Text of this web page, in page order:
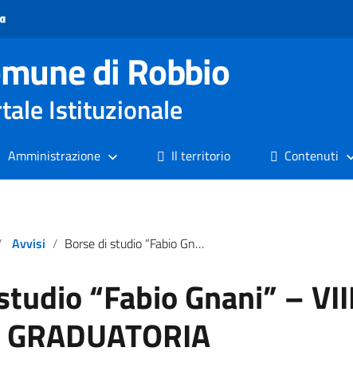
di Robbio
Istituzionale
Amministrazione Il territorio Contenuti
Avvisi Borse di studio “Fabio Gnani” – VIII Edizione: GRADUATORIA
“Fabio Gnani” –